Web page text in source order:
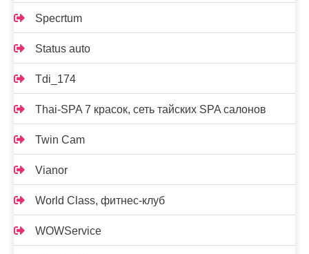
Specrtum
Status auto
Tdi_174
Thai-SPA 7 красок, сеть тайских SPA салонов
Twin Cam
Vianor
World Class, фитнес-клуб
WOWService